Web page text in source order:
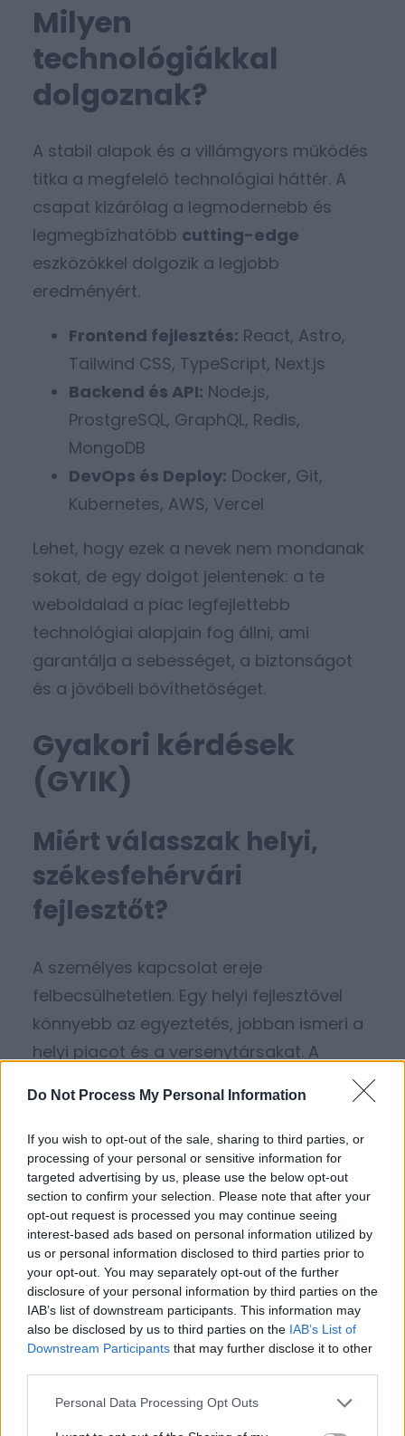
Do Not Process My Personal Information
If you wish to opt-out of the sale, sharing to third parties, or
processing of your personal or sensitive information for
targeted advertising by us, please use the below opt-out
section to confirm your selection. Please note that after your
opt-out request is processed you may continue seeing
interest-based ads based on personal information utilized by
us or personal information disclosed to third parties prior to
your opt-out. You may separately opt-out of the further
disclosure of your personal information by third parties on the
IAB’s list of downstream participants. This information may
also be disclosed by us to third parties on the IAB’s List of
Downstream Participants that may further disclose it to other
Personal Data Processing Opt Outs
Milyen
technológiákkal
dolgoznak?
A stabil alapok és a villámgyors működés
titka a megfelelő technológiai háttér. A
csapat kizárólag a legmodernebb és
legmegbízhatóbb cutting-edge
eszközökkel dolgozik a legjobb
eredményért.
Frontend fejlesztés: React, Astro,
Tailwind CSS, TypeScript, Next.js
Backend és API: Node.js,
ProstgreSQL, GraphQL, Redis,
MongoDB
DevOps és Deploy: Docker, Git,
Kubernetes, AWS, Vercel
Lehet, hogy ezek a nevek nem mondanak
sokat, de egy dolgot jelentenek: a te
weboldalad a piac legfejlettebb
technológiai alapjain fog állni, ami
garantálja a sebességet, a biztonságot
és a jövőbeli bővíthetőséget.
Gyakori kérdések
(GYIK)
Miért válasszak helyi,
székesfehérvári
fejlesztőt?
A személyes kapcsolat ereje
felbecsülhetetlen. Egy helyi fejlesztővel
könnyebb az egyeztetés, jobban ismeri a
helyi piacot és a versenytársakat. A
weboldalkeszites-szekesfehervar.hu
csapata ezt a helyi jelenlétet kombinálja a
nemzetközi szintű technológiai tudással.
Drágább egy ilyen
modern technológiákkal
készült weboldal?
Nem feltétlenül. Hosszú távon pedig
kifejezetten olcsóbb. Egy gyors, jól
optimalizált weboldal több ügyfelet hoz,
és kevesebb karbantartást igényel. A
befektetés sokkal gyorsabban megtérül,